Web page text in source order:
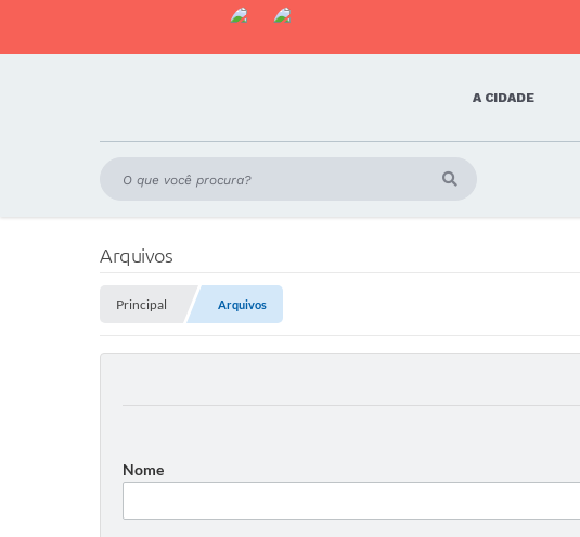
A CIDADE
Arquivos
Principal Arquivos
Nome